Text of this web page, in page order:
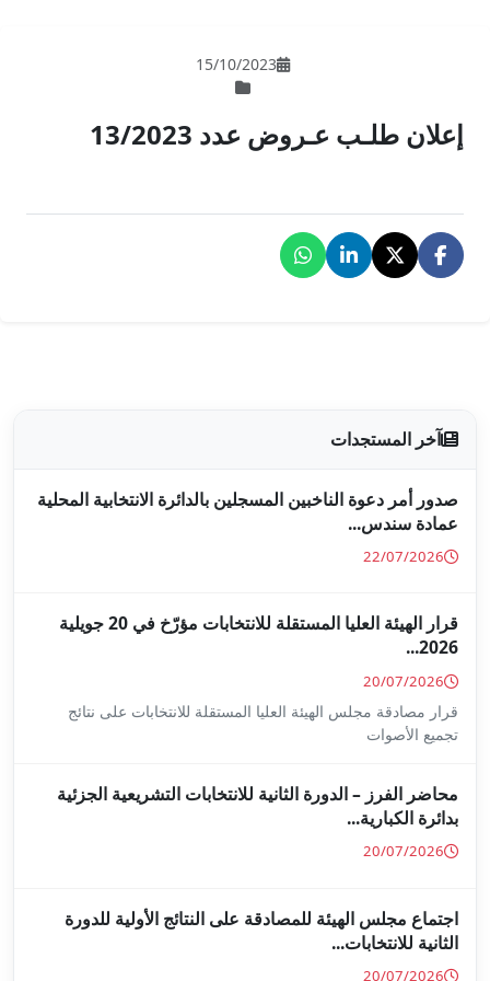
13/2023
بالدائرة الانتخابية المحلية
قرار الهيئة العليا المستقلة للانتخابات مؤرّخ في 20 جويلية
المستقلة للانتخابات على نتائج
للانتخابات التشريعية الجزئية
على النتائج الأولية للدورة